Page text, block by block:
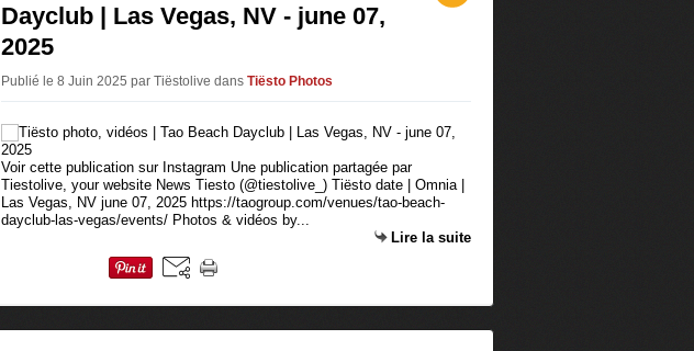
Dayclub | Las Vegas, NV - june 07,
2025
Publié le 8 Juin 2025 par Tiëstolive dans Tiësto Photos
Voir cette publication sur Instagram Une publication partagée par
Tiestolive, your website News Tiesto (@tiestolive_) Tiësto date | Omnia |
Las Vegas, NV june 07, 2025 https://taogroup.com/venues/tao-beach-
dayclub-las-vegas/events/ Photos & vidéos by...
Lire la suite